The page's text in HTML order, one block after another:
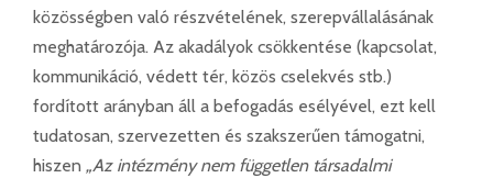
közösségben való részvételének, szerepvállalásának
meghatározója. Az akadályok csökkentése (kapcsolat,
kommunikáció, védett tér, közös cselekvés stb.)
fordított arányban áll a befogadás esélyével, ezt kell
tudatosan, szervezetten és szakszerűen támogatni,
hiszen „Az intézmény nem független társadalmi